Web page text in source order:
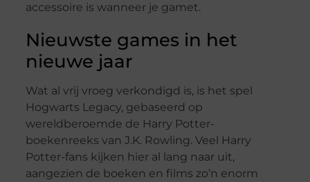
accessoire is wanneer je gamet.
Nieuwste games in het
nieuwe jaar
Wat al vrij vroeg verkondigd is, is het spel
Hogwarts Legacy, gebaseerd op
wereldberoemde de Harry Potter-
boekenreeks van J.K. Rowling. Veel Harry
Potter-fans kijken hier al lang naar uit,
aangezien de boeken en films zo’n enorm